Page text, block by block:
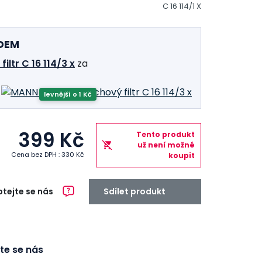
C 16 114/1 X
filtr C 16 114/3 x za
levnější o 1 Kč
399 Kč
Cena bez DPH : 330 Kč
Tento produkt
už není možné
koupit
se nás Sdílet produkt
se nás